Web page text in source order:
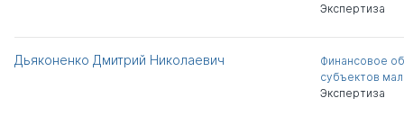
Экспертиза
Дьяконенко Дмитрий Николаевич
Финансовое
субъектов
Экспертиза